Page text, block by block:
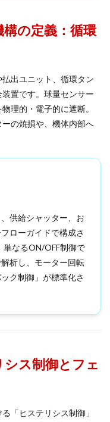
の定義：循環
出ユニット、循環タン
置です。球量センサー
理的・電子的に遮断。
の焼損や、機体内部へ
供給シャッター、お
ローガイドで構成さ
なるON/OFF制御で
析し、モーター回転
ク制御」が標準化さ
ス制御とフェ
「ヒステリシス制御」